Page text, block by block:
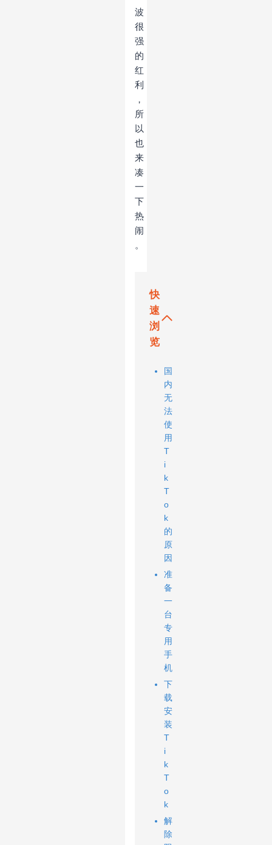
波
很
强
的
红
利
，
所
以
也
来
凑
一
下
热
闹
。
快
速
浏
览
国
内
无
法
使
用
T
i
k
T
o
k
的
原
因
准
备
一
台
专
用
手
机
下
载
安
装
T
i
k
T
o
k
解
除